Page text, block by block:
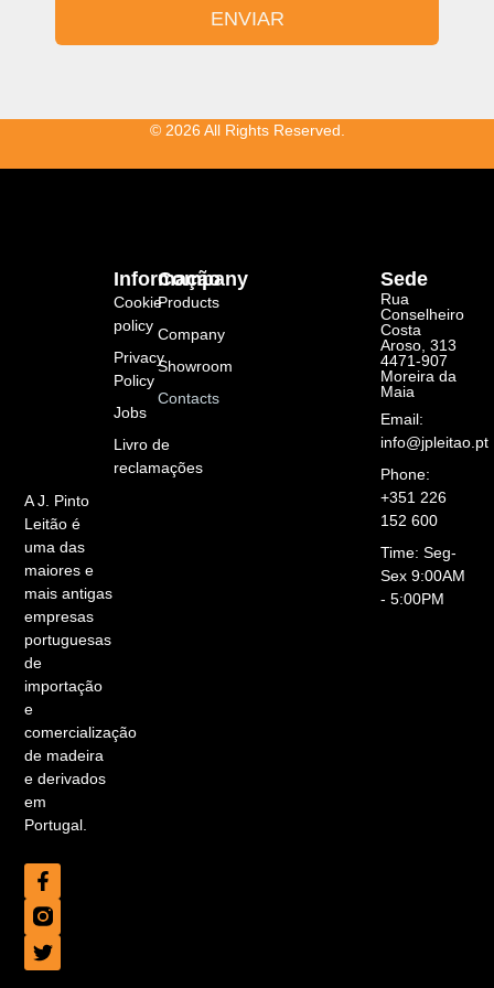
ENVIAR
© 2026 All Rights Reserved.
A J. Pinto
Leitão é
uma das
maiores e
mais antigas
empresas
portuguesas
de
importação
e
comercialização
de madeira
e derivados
em
Portugal.
Company
Products
Company
Showroom
Contacts
Informação
Cookie
policy
Privacy
Policy
Jobs
Livro de
reclamações
Sede
Rua
Conselheiro
Costa
Aroso, 313
4471-907
Moreira da
Maia
Email:
info@jpleitao.pt
Phone:
+351 226
152 600
Time: Seg-
Sex 9:00AM
- 5:00PM